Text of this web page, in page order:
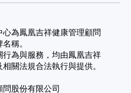
為鳳凰吉祥健康管理顧問
稱。
為與服務，均由鳳凰吉祥
關法規合法執行與提供。
股份有限公司